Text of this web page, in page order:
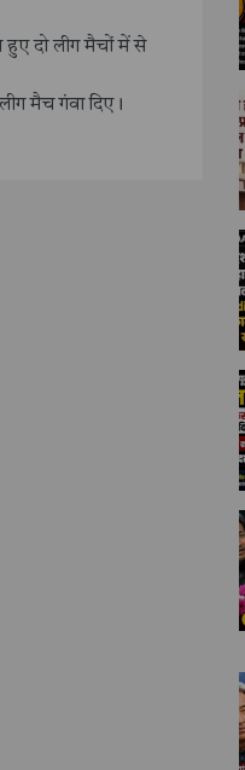
दो लीग मैचों में से
मैच गंवा दिए।